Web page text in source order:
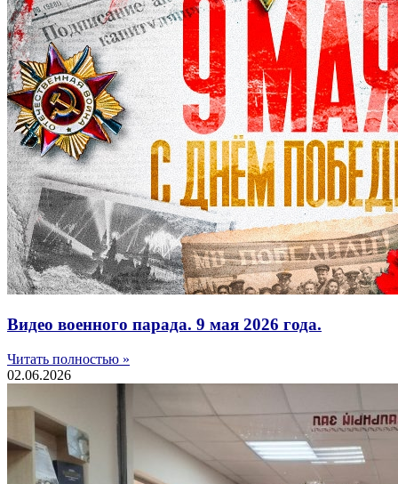
Видео военного парада. 9 мая 2026 года.
Читать полностью »
02.06.2026